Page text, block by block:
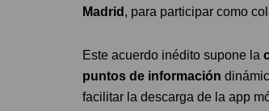
Madrid , para participar como
Este acuerdo inédito supone la
puntos de información
facilitar la descarga de la app